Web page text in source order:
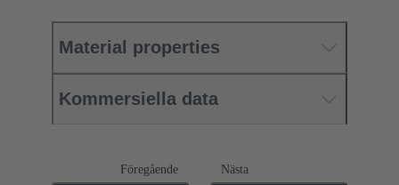
Material properties
Kommersiella data
Föregående Nästa